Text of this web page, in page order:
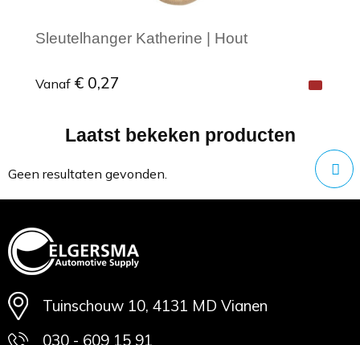
Sleutelhanger Katherine | Hout
Vanaf € 0,27
Minimale afname: 1
Laatst bekeken producten
Geen resultaten gevonden.
Tuinschouw 10, 4131 MD Vianen
030 - 609 15 91